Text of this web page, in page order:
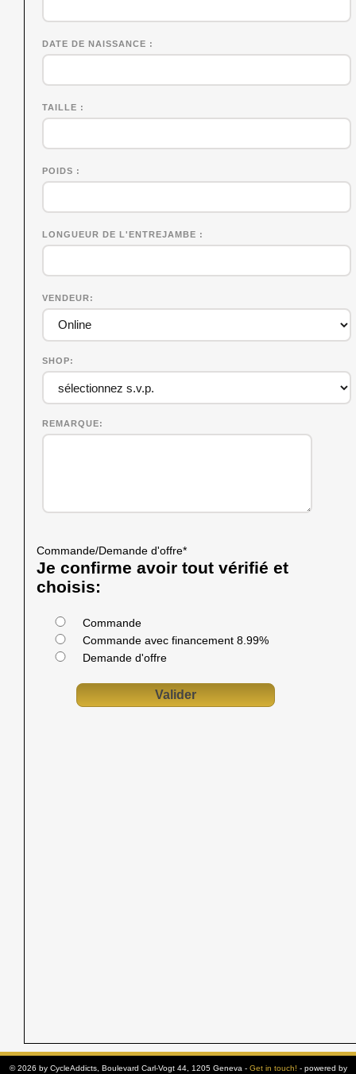
DATE DE NAISSANCE
TAILLE
POIDS
LONGUEUR DE L'ENTREJAMBE
VENDEUR
SHOP
REMARQUE
Commande/Demande d'offre*
Je confirme avoir tout vérifié et
choisis:
Commande
Commande avec financement 8.99%
Demande d'offre
© 2026 by CycleAddicts, Boulevard Carl-Vogt 44, 1205 Geneva - Get in touch! - powered by